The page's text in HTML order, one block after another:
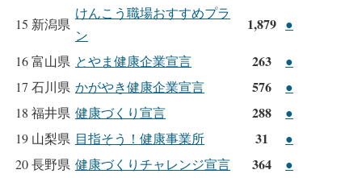
15 新潟県
けんこう職場おすすめプラ
ン
1,879 ●
16富山県 とやま健康企業宣言 263
●
17 石川県 かがやき健康企業宣言 576
●
18 福井県 健康づくり宣言 288
●
19 山梨県 目指そう！健康事業所 31
●
20長野県 健康づくりチャレンジ宣言 364
●